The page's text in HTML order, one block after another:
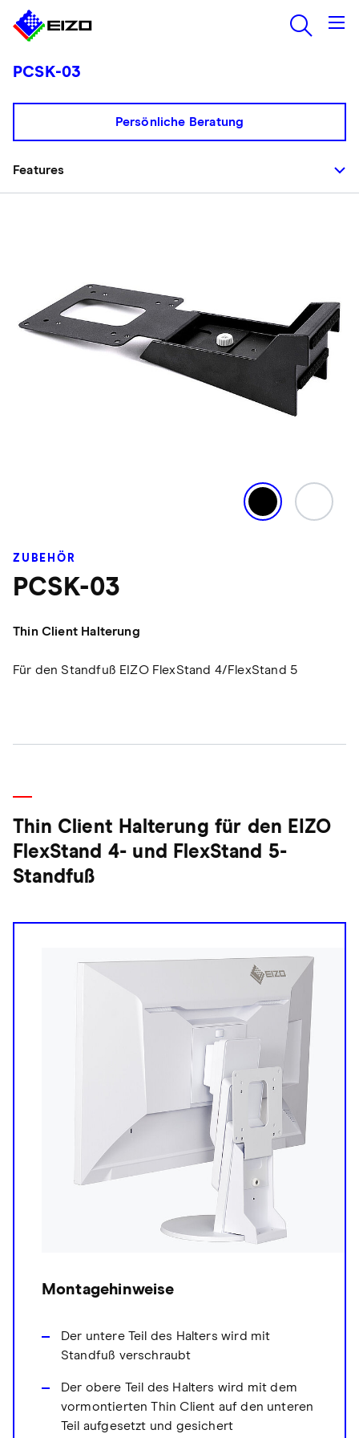
PCSK-03
Features
Persönliche Beratung
ZUBEHÖR
PCSK-03
Thin Client Halterung
Für den Standfuß EIZO FlexStand 4/FlexStand 5
Thin Client Halterung für den EIZO
FlexStand 4- und FlexStand 5-
Standfuß
Montagehinweise
Der untere Teil des Halters wird mit
Standfuß verschraubt
Der obere Teil des Halters wird mit dem
vormontierten Thin Client auf den unteren
Teil aufgesetzt und gesichert